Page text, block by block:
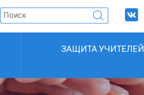
ЗАЩИТА УЧИТЕЛЕЙ